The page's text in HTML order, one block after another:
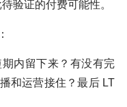
验证的付费可能性。
内留下来？有没有完
和运营接住？最后 LT